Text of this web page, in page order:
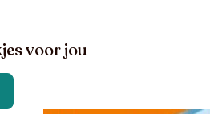
voor jou